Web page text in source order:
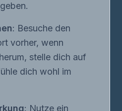
: Besuche den
vorher, wenn
stelle dich auf
dich wohl im
: Nutze ein